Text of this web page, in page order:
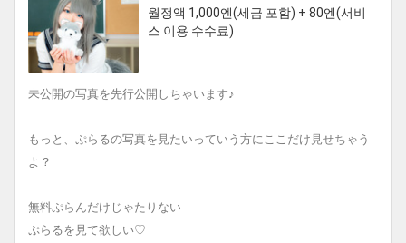
월정액 1,000엔(세금 포함) + 80엔(서비
스 이용 수수료)
未公開の写真を先行公開しちゃいます♪
もっと、ぷらるの写真を見たいっていう方にここだけ見せちゃう
よ？
無料ぷらんだけじゃたりない
ぷらるを見て欲しい♡